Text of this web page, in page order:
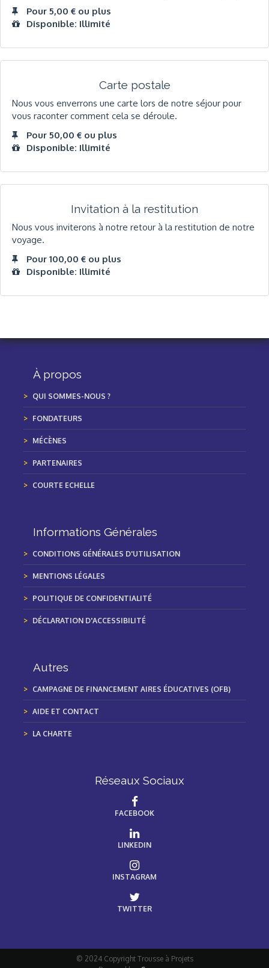
Pour 5,00 € ou plus
Disponible: Illimité
Carte postale
Nous vous enverrons une carte lors de notre séjour pour
vous raconter comment cela se déroule.
Pour 50,00 € ou plus
Disponible: Illimité
Invitation à la restitution
Nous vous inviterons à notre retour à la restitution de notre
voyage.
Pour 100,00 € ou plus
Disponible: Illimité
À propos
QUI SOMMES-NOUS ?
FONDATEURS
MÉCÈNES
PARTENAIRES
COURTE ECHELLE
Informations Générales
CONDITIONS GÉNÉRALES D'UTILISATION
MENTIONS LÉGALES
POLITIQUE DE CONFIDENTIALITÉ
DÉCLARATION D'ACCESSIBILITÉ
Autres
CAMPAGNE DE FINANCEMENT AIRES ÉDUCATIVES (OFB)
AIDE ET CONTACT
LA CHARTE
Réseaux Sociaux
FACEBOOK
LINKEDIN
INSTAGRAM
TWITTER
© 2024 Copyright Trousse à Projets